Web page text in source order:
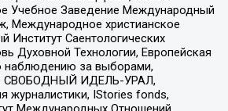
Учебное Заведение Международный
Международное христианское
Институт Саентологических
Духовной Технологии, Европейская
наблюдению за выборами,
СВОБОДНЫЙ ИДЕЛЬ-УРАЛ,
журналистики, IStories fonds,